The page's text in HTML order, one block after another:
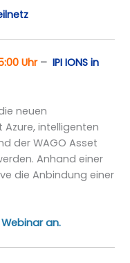
Uhr– IPI IONS in
neuen
intelligenten
der WAGO Asset
Anhand einer
die Anbindung einer
Webinar an.